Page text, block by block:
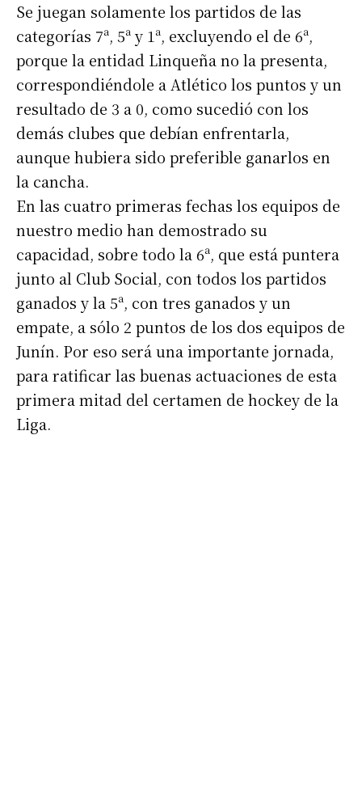
Se juegan solamente los partidos de las
categorías 7ª, 5ª y 1ª, excluyendo el de 6ª,
porque la entidad Linqueña no la presenta,
correspondiéndole a Atlético los puntos y un
resultado de 3 a 0, como sucedió con los
demás clubes que debían enfrentarla,
aunque hubiera sido preferible ganarlos en
la cancha.
En las cuatro primeras fechas los equipos de
nuestro medio han demostrado su
capacidad, sobre todo la 6ª, que está puntera
junto al Club Social, con todos los partidos
ganados y la 5ª, con tres ganados y un
empate, a sólo 2 puntos de los dos equipos de
Junín. Por eso será una importante jornada,
para ratificar las buenas actuaciones de esta
primera mitad del certamen de hockey de la
Liga.